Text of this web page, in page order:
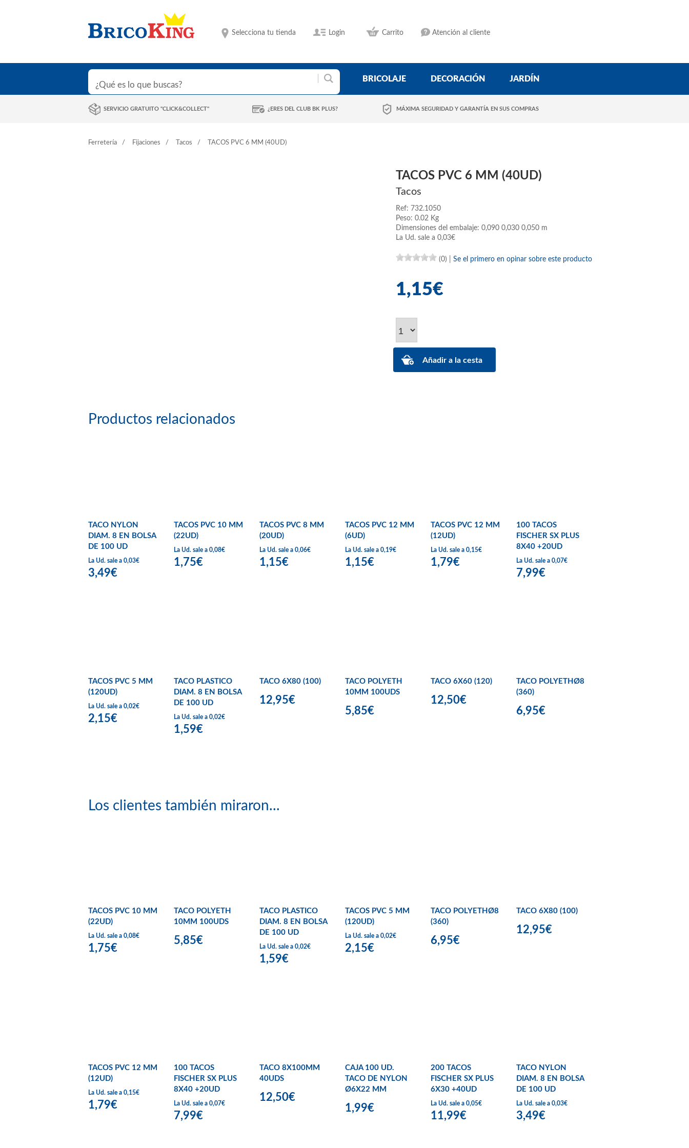
Selecciona tu tienda Login Carrito Atención al cliente
BRICOLAJE DECORACIÓN JARDÍN
SERVICIO GRATUITO "CLICK&COLLECT" ¿ERES DEL CLUB BK PLUS? MÁXIMA SEGURIDAD Y GARANTÍA EN SUS COMPRAS
Ferretería Fijaciones Tacos TACOS PVC 6 MM (40UD)
TACOS PVC 6 MM (40UD)
Tacos
Ref: 732.1050
Peso: 0.02 Kg
Dimensiones del embalaje: 0,090 0,030 0,050 m
La Ud. sale a 0,03€
(0) Se el primero en opinar sobre este producto
1,15€
Productos relacionados
TACO NYLON
DIAM. 8 EN BOLSA
DE 100 UD
La Ud. sale a 0,03€
3,49€
TACOS PVC 10 MM
(22UD)
La Ud. sale a 0,08€
1,75€
TACOS PVC 8 MM
(20UD)
La Ud. sale a 0,06€
1,15€
TACOS PVC 12 MM
(6UD)
La Ud. sale a 0,19€
1,15€
TACOS PVC 12 MM
(12UD)
La Ud. sale a 0,15€
1,79€
100 TACOS
FISCHER SX PLUS
8X40 +20UD
La Ud. sale a 0,07€
7,99€
TACOS PVC 5 MM
(120UD)
La Ud. sale a 0,02€
2,15€
TACO PLASTICO
DIAM. 8 EN BOLSA
DE 100 UD
La Ud. sale a 0,02€
1,59€
TACO 6X80 (100)
12,95€
TACO POLYETH
10MM 100UDS
5,85€
TACO 6X60 (120)
12,50€
TACO POLYETHØ8
(360)
6,95€
Los clientes también miraron...
TACOS PVC 10 MM
(22UD)
La Ud. sale a 0,08€
1,75€
TACO POLYETH
10MM 100UDS
5,85€
TACO PLASTICO
DIAM. 8 EN BOLSA
DE 100 UD
La Ud. sale a 0,02€
1,59€
TACOS PVC 5 MM
(120UD)
La Ud. sale a 0,02€
2,15€
TACO POLYETHØ8
(360)
6,95€
TACO 6X80 (100)
12,95€
TACOS PVC 12 MM
(12UD)
La Ud. sale a 0,15€
1,79€
100 TACOS
FISCHER SX PLUS
8X40 +20UD
La Ud. sale a 0,07€
7,99€
TACO 8X100MM
40UDS
12,50€
CAJA 100 UD.
TACO DE NYLON
Ø6X22 MM
1,99€
200 TACOS
FISCHER SX PLUS
6X30 +40UD
La Ud. sale a 0,05€
11,99€
TACO NYLON
DIAM. 8 EN BOLSA
DE 100 UD
La Ud. sale a 0,03€
3,49€